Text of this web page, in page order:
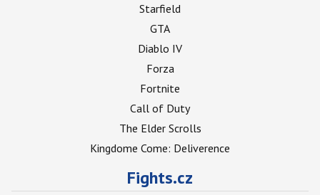
Starfield
GTA
Diablo IV
Forza
Fortnite
Call of Duty
The Elder Scrolls
Kingdome Come: Deliverence
Fights.cz